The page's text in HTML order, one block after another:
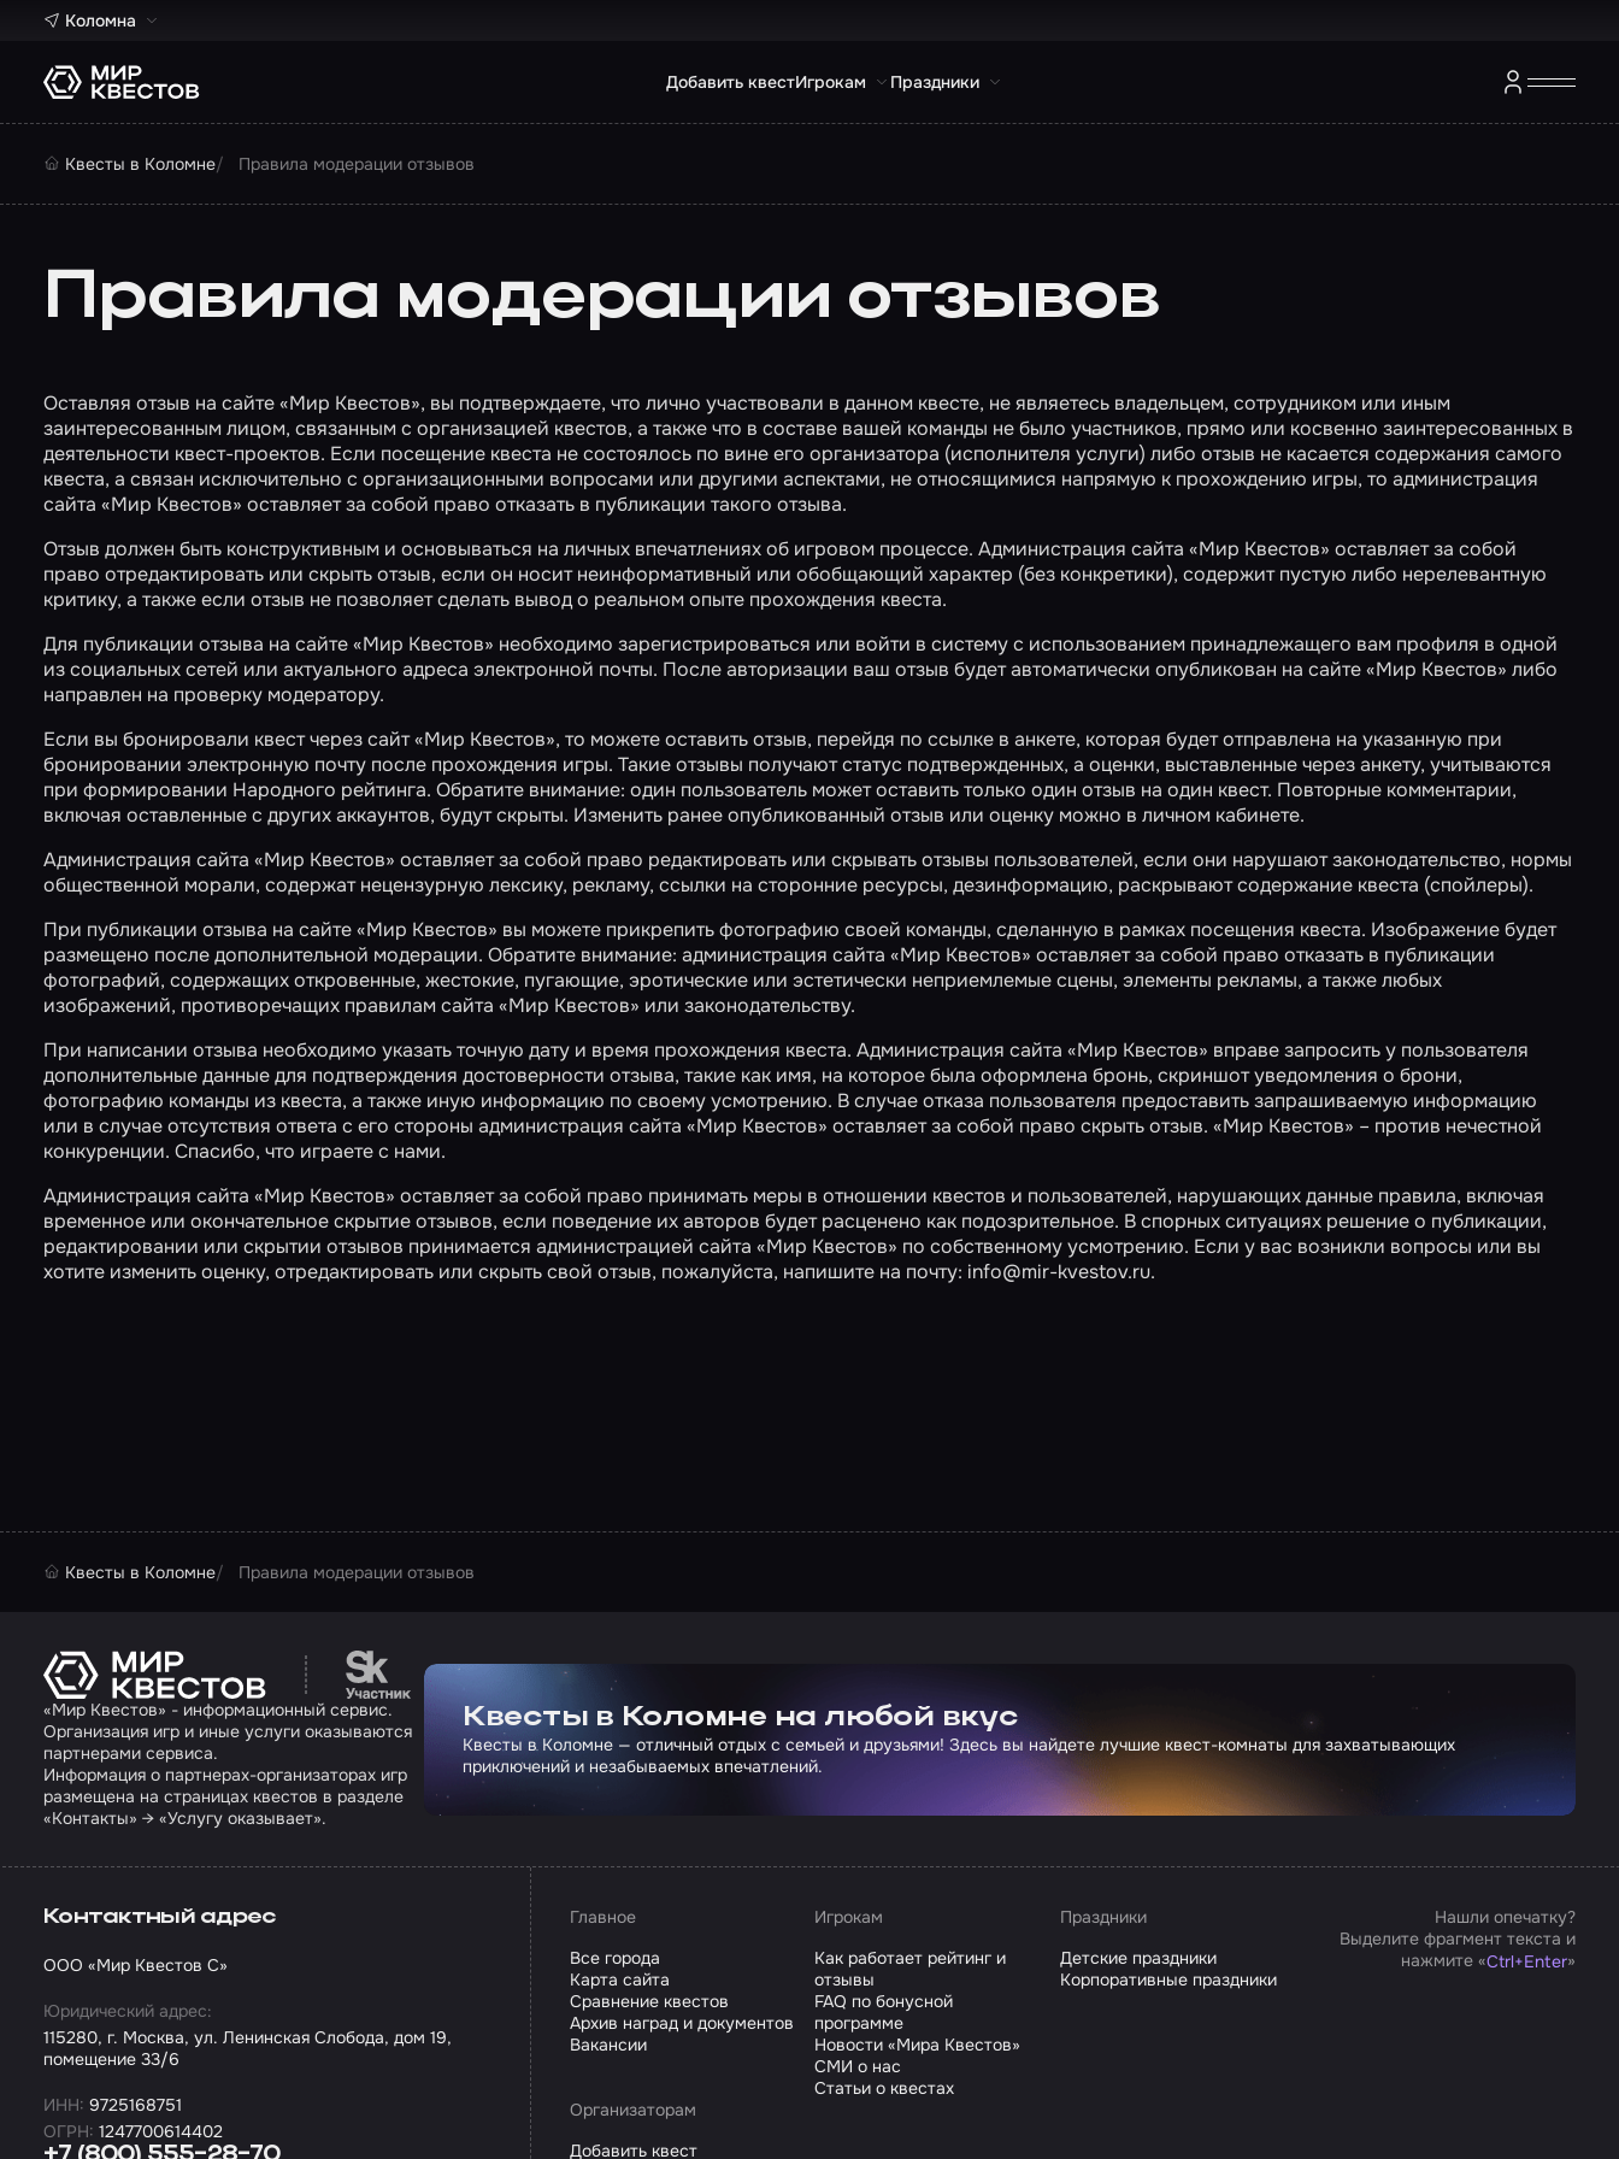
Коломна
Добавить квестИгрокам Праздники
Квесты в Коломне Правила модерации отзывов
Правила модерации отзывов
Оставляя отзыв на сайте «Мир Квестов», вы подтверждаете, что лично участвовали в данном квесте, не являетесь владельцем, сотрудником или иным
заинтересованным лицом, связанным с организацией квестов, а также что в составе вашей команды не было участников, прямо или косвенно заинтересованных в
деятельности квест-проектов. Если посещение квеста не состоялось по вине его организатора (исполнителя услуги) либо отзыв не касается содержания самого
квеста, а связан исключительно с организационными вопросами или другими аспектами, не относящимися напрямую к прохождению игры, то администрация
сайта «Мир Квестов» оставляет за собой право отказать в публикации такого отзыва.
Отзыв должен быть конструктивным и основываться на личных впечатлениях об игровом процессе. Администрация сайта «Мир Квестов» оставляет за собой
право отредактировать или скрыть отзыв, если он носит неинформативный или обобщающий характер (без конкретики), содержит пустую либо нерелевантную
критику, а также если отзыв не позволяет сделать вывод о реальном опыте прохождения квеста.
Для публикации отзыва на сайте «Мир Квестов» необходимо зарегистрироваться или войти в систему с использованием принадлежащего вам профиля в одной
из социальных сетей или актуального адреса электронной почты. После авторизации ваш отзыв будет автоматически опубликован на сайте «Мир Квестов» либо
направлен на проверку модератору.
Если вы бронировали квест через сайт «Мир Квестов», то можете оставить отзыв, перейдя по ссылке в анкете, которая будет отправлена на указанную при
бронировании электронную почту после прохождения игры. Такие отзывы получают статус подтвержденных, а оценки, выставленные через анкету, учитываются
при формировании Народного рейтинга. Обратите внимание: один пользователь может оставить только один отзыв на один квест. Повторные комментарии,
включая оставленные с других аккаунтов, будут скрыты. Изменить ранее опубликованный отзыв или оценку можно в личном кабинете.
Администрация сайта «Мир Квестов» оставляет за собой право редактировать или скрывать отзывы пользователей, если они нарушают законодательство, нормы
общественной морали, содержат нецензурную лексику, рекламу, ссылки на сторонние ресурсы, дезинформацию, раскрывают содержание квеста (спойлеры).
При публикации отзыва на сайте «Мир Квестов» вы можете прикрепить фотографию своей команды, сделанную в рамках посещения квеста. Изображение будет
размещено после дополнительной модерации. Обратите внимание: администрация сайта «Мир Квестов» оставляет за собой право отказать в публикации
фотографий, содержащих откровенные, жестокие, пугающие, эротические или эстетически неприемлемые сцены, элементы рекламы, а также любых
изображений, противоречащих правилам сайта «Мир Квестов» или законодательству.
При написании отзыва необходимо указать точную дату и время прохождения квеста. Администрация сайта «Мир Квестов» вправе запросить у пользователя
дополнительные данные для подтверждения достоверности отзыва, такие как имя, на которое была оформлена бронь, скриншот уведомления о брони,
фотографию команды из квеста, а также иную информацию по своему усмотрению. В случае отказа пользователя предоставить запрашиваемую информацию
или в случае отсутствия ответа с его стороны администрация сайта «Мир Квестов» оставляет за собой право скрыть отзыв. «Мир Квестов» – против нечестной
конкуренции. Спасибо, что играете с нами.
Администрация сайта «Мир Квестов» оставляет за собой право принимать меры в отношении квестов и пользователей, нарушающих данные правила, включая
временное или окончательное скрытие отзывов, если поведение их авторов будет расценено как подозрительное. В спорных ситуациях решение о публикации,
редактировании или скрытии отзывов принимается администрацией сайта «Мир Квестов» по собственному усмотрению. Если у вас возникли вопросы или вы
хотите изменить оценку, отредактировать или скрыть свой отзыв, пожалуйста, напишите на почту: info@mir-kvestov.ru.
Квесты в Коломне Правила модерации отзывов
Перейти на сайт партнера Сколково
«Мир Квестов» - информационный сервис.
Организация игр и иные услуги оказываются
партнерами сервиса.
Информация о партнерах-организаторах игр
размещена на страницах квестов в разделе
«Контакты» → «Услугу оказывает».
Квесты в Коломне на любой вкус
Квесты в Коломне — отличный отдых с семьей и друзьями! Здесь вы найдете лучшие квест-комнаты для захватывающих
приключений и незабываемых впечатлений.
Контактный адрес
ООО «Мир Квестов С»
Юридический адрес:
115280, г. Москва, ул. Ленинская Слобода, дом 19,
помещение 33/6
ИНН: 9725168751
ОГРН: 1247700614402
Главное
Все города
Карта сайта
Сравнение квестов
Архив наград и документов
Вакансии
Игрокам
Как работает рейтинг и
отзывы
FAQ по бонусной
программе
Новости «Мира Квестов»
СМИ о нас
Статьи о квестах
Праздники
Детские праздники
Корпоративные праздники
Организаторам
Добавить квест
Нашли опечатку?
Выделите фрагмент текста и
нажмите «Ctrl+Enter»